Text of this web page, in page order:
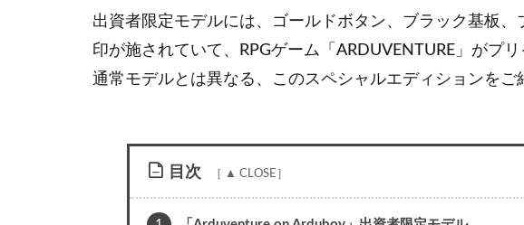
出資者限定モデルには、ゴールドボタン、ブラック基板、
印が施されていて、RPGゲーム「ARDUVENTURE」がプ
通常モデルとは異なる、このスペシャルエディションをご
目次